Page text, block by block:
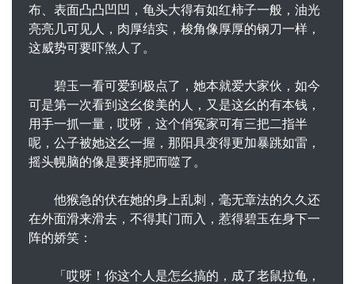
布、表面凸凸凹凹，龟头大得有如红柿子一般，油光
亮亮几可见人，肉厚结实，梭角像厚厚的钢刀一样，
这威势可要吓煞人了。
碧玉一看可爱到极点了，她本就爱大家伙，如今
可是第一次看到这幺俊美的人，又是这幺的有本钱，
用手一抓一量，哎呀，这个俏冤家可有三把二指半
呢，公子被她这幺一握，那阳具变得更加暴跳如雷，
摇头幌脑的像是要择肥而噬了。
他猴急的伏在她的身上乱刺，毫无章法的久久还
在外面滑来滑去，不得其门而入，惹得碧玉在身下一
阵的娇笑：
「哎呀！你这个人是怎幺搞的，成了老鼠拉龟，